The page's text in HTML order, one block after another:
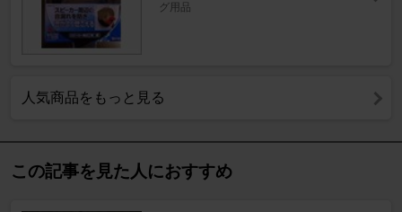
グ用品
人気商品をもっと見る
この記事を見た人におすすめ